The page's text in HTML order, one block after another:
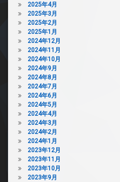
2025年4月
2025年3月
2025年2月
2025年1月
2024年12月
2024年11月
2024年10月
2024年9月
2024年8月
2024年7月
2024年6月
2024年5月
2024年4月
2024年3月
2024年2月
2024年1月
2023年12月
2023年11月
2023年10月
2023年9月